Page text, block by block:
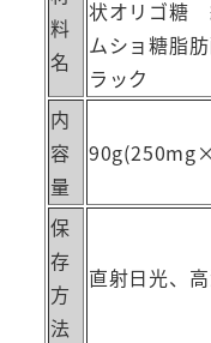
料
名
状オリゴ糖
ムショ糖脂
ラック
内
容
量
保
存
方
法
直射日光、